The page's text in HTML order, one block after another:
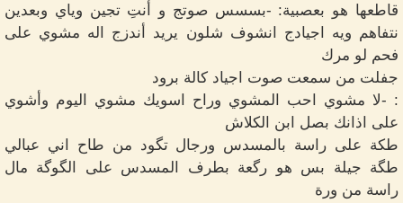
قاطعها هو بعصبية: -بسسس صوتج و أنتِ تجين وياي وبعدين
نتفاهم ويه اجيادج انشوف شلون يريد أندزج اله مشوي على
فحم لو مرك
جفلت من سمعت صوت اجياد كالة برود
: -لا مشوي احب المشوي وراح اسويك مشوي اليوم وأشوي
على اذانك بصل ابن الكلاش
طكة على راسة بالمسدس ورجال تگود من طاح اني عبالي
طگة جيلة بس هو رگعة بطرف المسدس على الگوگة مال
راسة من ورة